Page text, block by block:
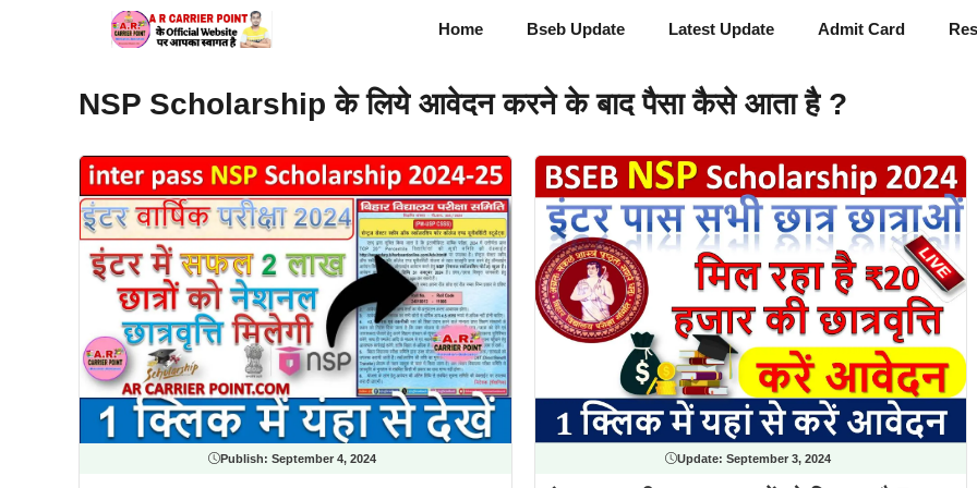
Home Bseb Update Latest Update Admit Card
NSP Scholarship के लिये आवेदन करने के बाद पैसा कैसे आता है ?
Publish:September 4, 2024 Update: September 3, 2024